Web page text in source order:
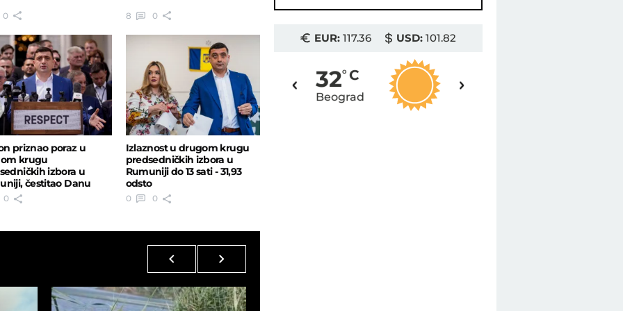
0 8 0
priznao poraz u
krugu
izbora u
čestitao Danu
0
Izlaznost u drugom krugu
predsedničkih izbora u
Rumuniji do 13 sati - 31,93
odsto
0 0
EUR:117.36 USD: 101.82
30 C
Priština
32o C
Beograd